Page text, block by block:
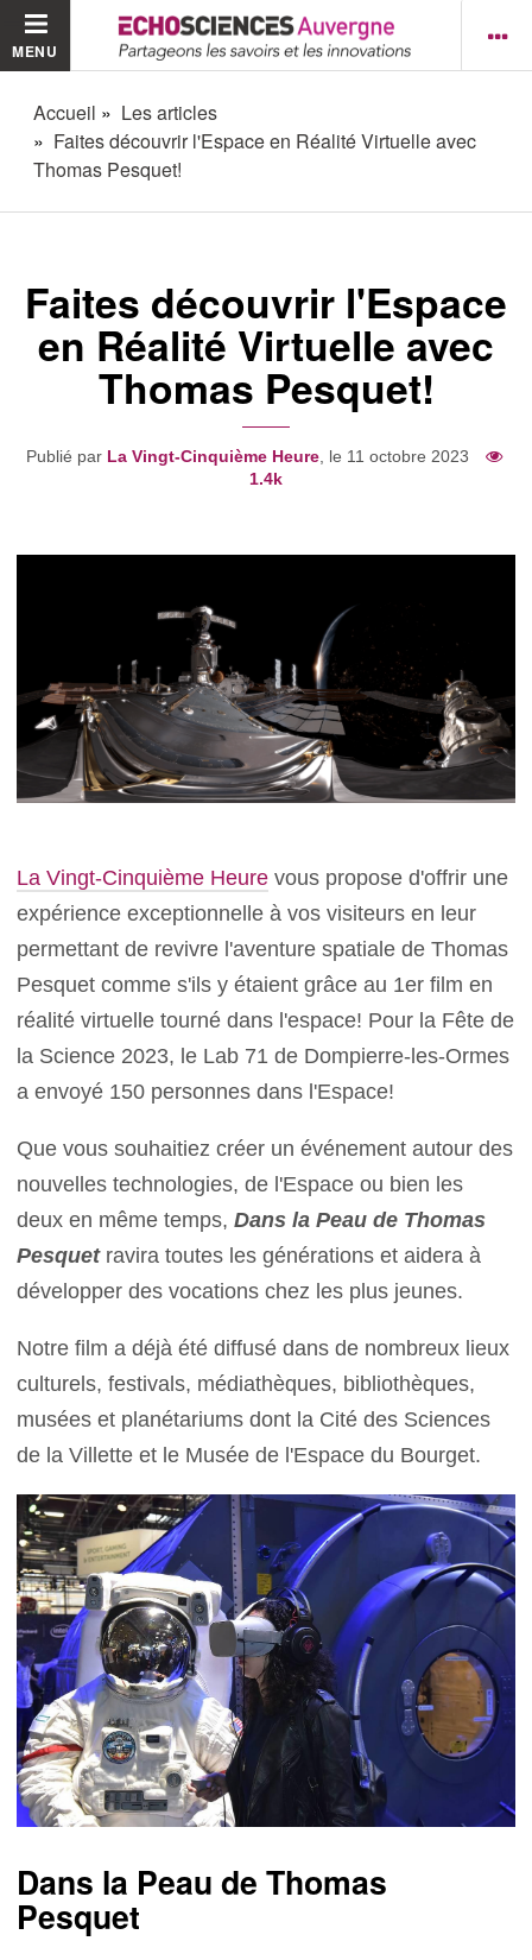
MENU
Accueil
Les articles
Faites découvrir l'Espace en Réalité Virtuelle avec
Thomas Pesquet!
Faites découvrir l'Espace
en Réalité Virtuelle avec
Thomas Pesquet!
Publié par La Vingt-Cinquième Heure, le 11 octobre 2023
1.4k
La Vingt-Cinquième Heure vous propose d'offrir une
expérience exceptionnelle à vos visiteurs en leur
permettant de revivre l'aventure spatiale de Thomas
Pesquet comme s'ils y étaient grâce au 1er film en
réalité virtuelle tourné dans l'espace! Pour la Fête de
la Science 2023, le Lab 71 de Dompierre-les-Ormes
a envoyé 150 personnes dans l'Espace!
Que vous souhaitiez créer un événement autour des
nouvelles technologies, de l'Espace ou bien les
deux en même temps,Dans la Peau de Thomas
Pesquetravira toutes les générations et aidera à
développer des vocations chez les plus jeunes.
Notre film a déjà été diffusé dans de nombreux lieux
culturels, festivals, médiathèques, bibliothèques,
musées et planétariums dont la Cité des Sciences
de la Villette et le Musée de l'Espace du Bourget.
Dans la Peau de Thomas
Pesquet